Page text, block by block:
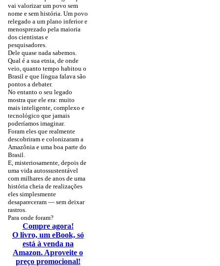
vai valorizar um povo sem
nome e sem história. Um povo
relegado a um plano inferior e
menosprezado pela maioria
dos cientistas e
pesquisadores.
Dele quase nada sabemos.
Qual é a sua etnia, de onde
veio, quanto tempo habitou o
Brasil e que língua falava são
pontos a debater.
No entanto o seu legado
mostra que ele era: muito
mais inteligente, complexo e
tecnológico que jamais
poderíamos imaginar.
Foram eles que realmente
descobriram e colonizaram a
Amazônia e uma boa parte do
Brasil.
E, misteriosamente, depois de
uma vida autossustentável
com milhares de anos de uma
história cheia de realizações
eles simplesmente
desapareceram — sem deixar
rastros.
Para onde foram?
Compre agora!
O livro, um eBook, só
está à venda na
Amazon. Aproveite o
preço promocional!